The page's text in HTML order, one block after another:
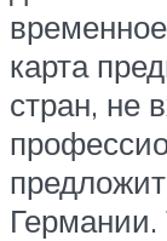
карта
стран, не